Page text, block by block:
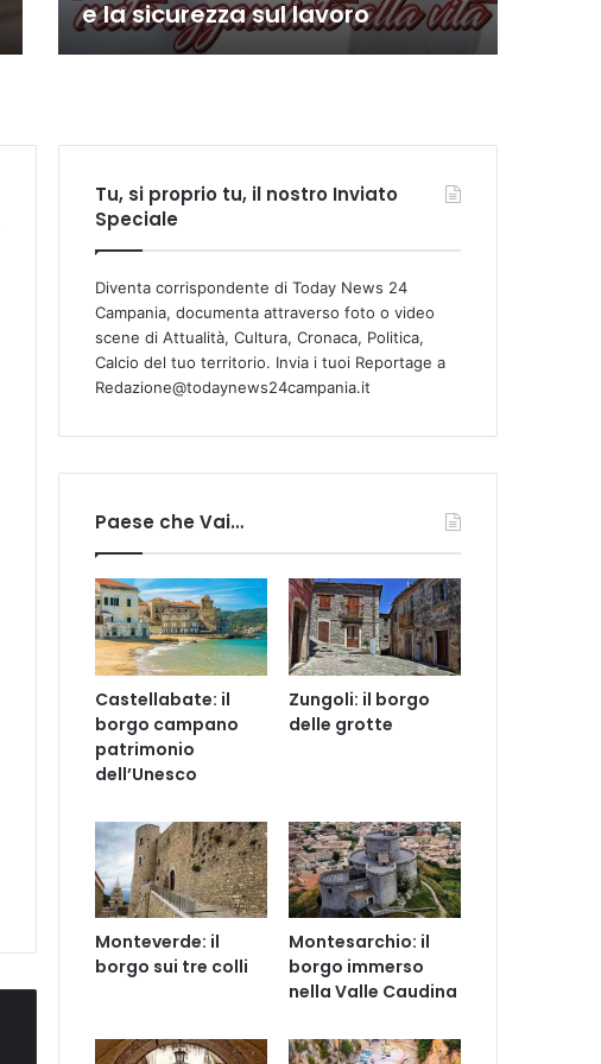
e la sicurezza sul lavoro
Tu, si proprio tu, il nostro Inviato
Speciale
Diventa corrispondente di Today News 24
Campania, documenta attraverso foto o video
scene di Attualità, Cultura, Cronaca, Politica,
Calcio del tuo territorio. Invia i tuoi Reportage a
Redazione@todaynews24campania.it
Paese che Vai…
Castellabate: il
borgo campano
patrimonio
dell’Unesco
Zungoli: il borgo
delle grotte
Monteverde: il
borgo sui tre colli
Montesarchio: il
borgo immerso
nella Valle Caudina